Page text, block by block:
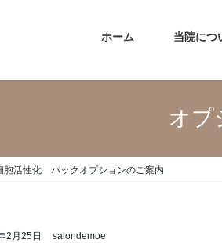
ホーム 当院につ
オプ
胞活性化 パックオプションのご案内
2月25日 salondemoe